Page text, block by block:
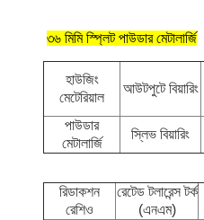
৩৬ মিমি স্প্লিট পাউডার মেটালার্জি
হাউজিং
মেটেরিয়াল
আউটপুটে বিয়ারিং
পাউডার
মেটালার্জি
স্লিভ বিয়ারিং
রিডাকশন
রেশিও
রেটেড টলারেন্স টর্ক
(এনএম)